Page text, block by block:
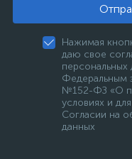
Нажимая
даю свое
персональных
Федеральным
№152-ФЗ «О
условиях и
Согласии на
данных